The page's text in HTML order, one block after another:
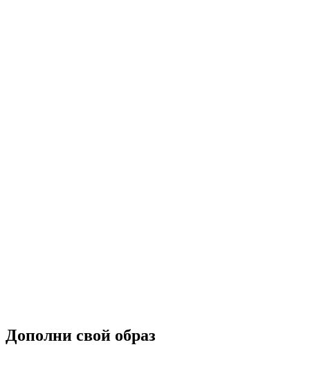
Дополни свой образ